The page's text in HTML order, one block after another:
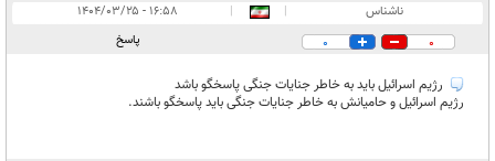
ناشناس |
|
۱۶:۵۸ - ۱۴۰۴/۰۳/۲۵
0
0 پاسخ
رژیم اسرائیل باید به خاطر جنایات جنگی پاسخگو باشد
رژیم اسرائیل و حامیانش به خاطر جنایات جنگی باید پاسخگو باشند.